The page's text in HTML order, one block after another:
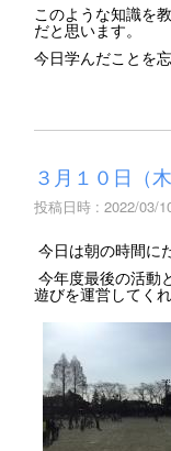
このような知識を
だと思います。
今日学んだことを
３月１０日（
投稿日時 : 2022/03/
今日は朝の時間に
今年度最後の活動
遊びを運営してく